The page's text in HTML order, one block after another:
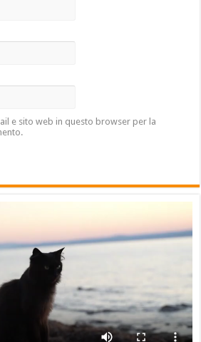
e sito web in questo browser per la